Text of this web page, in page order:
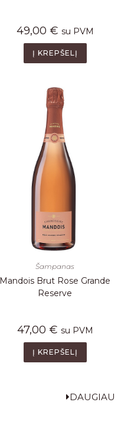
49,00 € su PVM
Į KREPŠELĮ
Šampanas
Mandois Brut Rose Grande
Reserve
47,00 € su PVM
Į KREPŠELĮ
DAUGIAU